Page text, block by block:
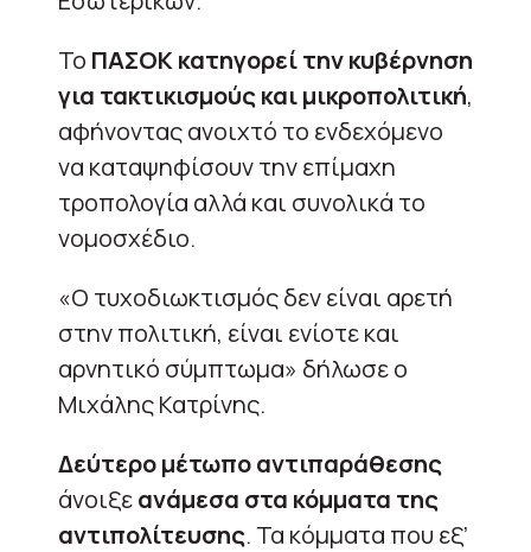
Το ΠΑΣΟΚ κατηγορεί την κυβέρνηση
για τακτικισμούς και μικροπολιτική,
αφήνοντας ανοιχτό το ενδεχόμενο
να καταψηφίσουν την επίμαχη
τροπολογία αλλά και συνολικά το
νομοσχέδιο.
«Ο τυχοδιωκτισμός δεν είναι αρετή
στην πολιτική, είναι ενίοτε και
αρνητικό σύμπτωμα» δήλωσε ο
Μιχάλης Κατρίνης.
Δεύτερο μέτωπο αντιπαράθεσης
άνοιξεανάμεσα στα κόμματα της
αντιπολίτευσης. Τα κόμματα που εξ’